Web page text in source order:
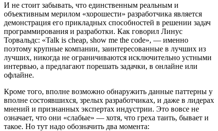
И не стоит забывать, что единственным реальным и
объективным мерилом «хорошести» разработчика является
демонстрация его прикладных способностей в решении задач
программирования и разработки. Как говорил Линус
Торвальдс: «Talk is cheap, show me the code», — именно
поэтому крупные компании, заинтересованные в лучших из
лучших, никогда не ограничиваются исключительно устными
интервью, а предлагают порешать задачки, в онлайне или
офлайне.
Кроме того, вполне возможно обнаружить данные паттерны у
вполне состоявшихся, зрелых разработчиках, и даже в лидерах
мнений и признанных экспертах индустрии. Это вовсе не
означает, что они «слабые» — хотя, что греха таить, бывает и
такое. Но тут надо обозначить два момента: